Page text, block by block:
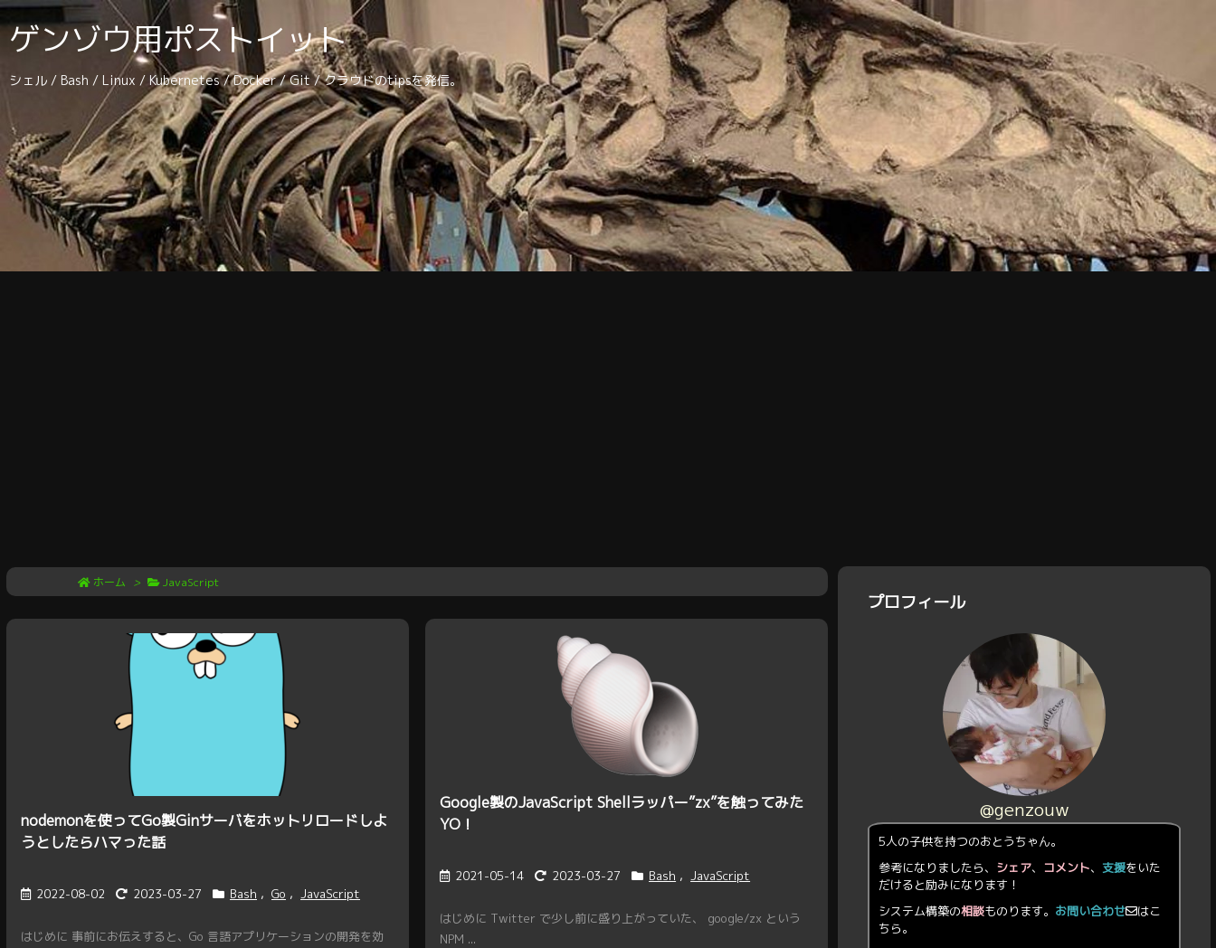
ゲンゾウ用ポストイット
シェル / Bash / Linux / Kubernetes / Docker / Git / クラウドのtipsを発信。
ホーム > JavaScript
nodemonを使ってGo製Ginサーバをホットリロードしよ
うとしたらハマった話
2022-08-02 2023-03-27 Bash , Go , JavaScript
はじめに 事前にお伝えすると、Go 言語アプリケーションの開発を効
Google製のJavaScript Shellラッパー”zx”を触ってみた
YO！
2021-05-14 2023-03-27 Bash , JavaScript
はじめに Twitter で少し前に盛り上がっていた、 google/zx という
NPM ...
プロフィール
@genzouw
5人の子供を持つのおとうちゃん。
参考になりましたら、 シェア、 コメント、 支援をいた
だけると励みになります！
システム構築の相談ものります。 お問い合わせ
はこ
ちら。